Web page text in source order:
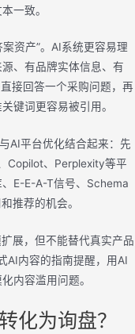
一致。
资产”。AI系统更容易理
、有品牌实体信息、有
接回答一个采购问题，再
键词更容易被引用。
AI平台优化结合起来：先
Copilot、Perplexity等平
E-E-A-T信号、Schema
推荐的机会。
展，但不能替代真实产品
AI内容的指南提醒，用AI
内容滥用问题。
化为询盘？